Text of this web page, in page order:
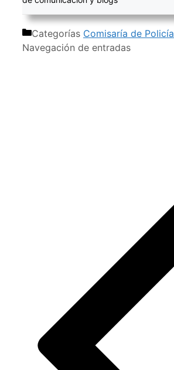
Categorías Comisaría de Policía
Navegación de entradas